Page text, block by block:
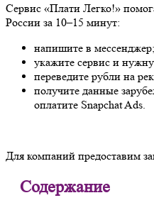
Сервис «Плати Легко!»
России за 10–15 минут:
напишите в мессенджер;
укажите сервис и
переведите рубли на
получите данные
оплатите Snapchat Ads.
Для компаний предоставим
Содержание